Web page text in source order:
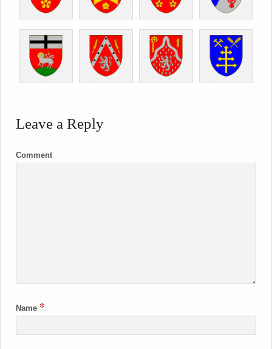
Leave a Reply
Comment
Name *